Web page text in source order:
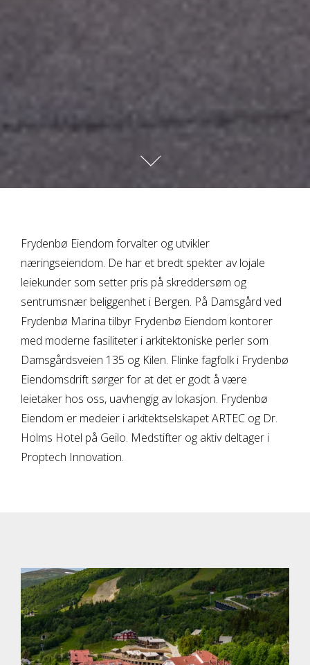
Frydenbø Eiendom forvalter og utvikler
næringseiendom. De har et bredt spekter av lojale
leiekunder som setter pris på skreddersøm og
sentrumsnær beliggenhet i Bergen. På Damsgård ved
Frydenbø Marina tilbyr Frydenbø Eiendom kontorer
med moderne fasiliteter i arkitektoniske perler som
Damsgårdsveien 135 og Kilen. Flinke fagfolk i Frydenbø
Eiendomsdrift sørger for at det er godt å være
leietaker hos oss, uavhengig av lokasjon. Frydenbø
Eiendom er medeier i arkitektselskapet ARTEC og Dr.
Holms Hotel på Geilo. Medstifter og aktiv deltager i
Proptech Innovation.